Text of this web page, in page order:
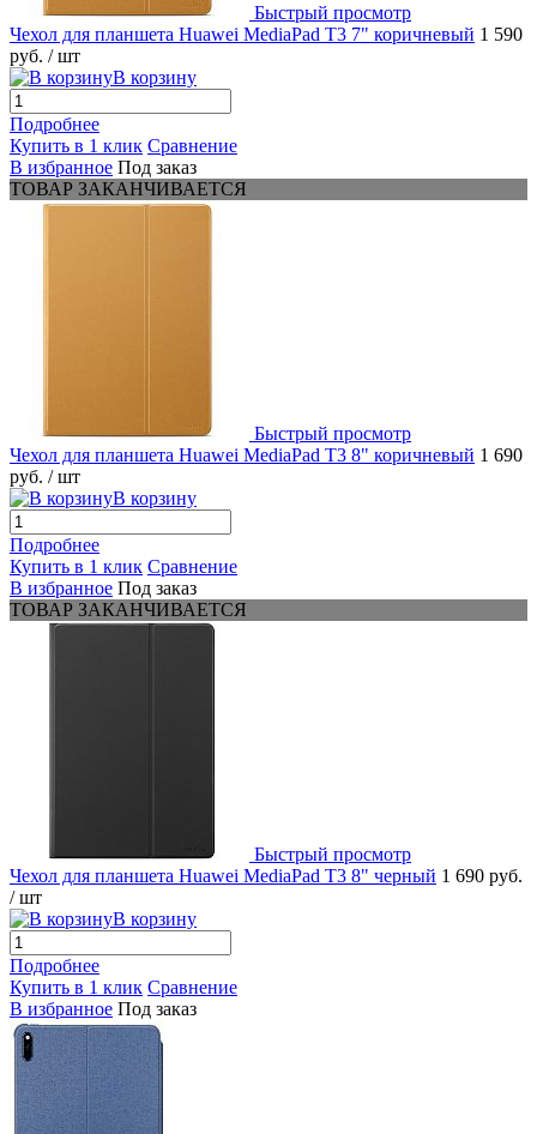
Быстрый просмотр
Чехол для планшета Huawei MediaPad T3 7" коричневый 1 590
руб. / шт
В корзину
Подробнее
Купить в 1 клик Сравнение
В избранное Под заказ
ТОВАР ЗАКАНЧИВАЕТСЯ
Быстрый просмотр
Чехол для планшета Huawei MediaPad T3 8" коричневый 1 690
руб. / шт
В корзину
Подробнее
Купить в 1 клик Сравнение
В избранное Под заказ
ТОВАР ЗАКАНЧИВАЕТСЯ
Быстрый просмотр
Чехол для планшета Huawei MediaPad T3 8" черный 1 690 руб.
/ шт
В корзину
Подробнее
Купить в 1 клик Сравнение
В избранное Под заказ